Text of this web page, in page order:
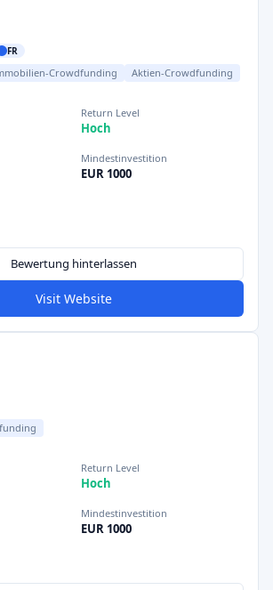
FR
Crowdfunding Aktien-Crowdfunding
Return Level
Hoch
Mindestinvestition
EUR 1000
Bewertung hinterlassen
Visit Website
Return Level
Hoch
Mindestinvestition
EUR 1000